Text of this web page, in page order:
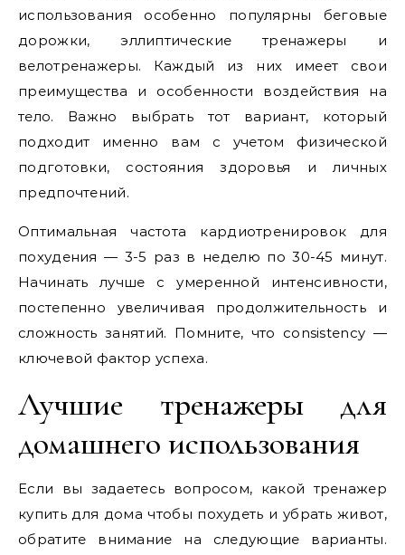
использования особенно популярны беговые
дорожки, эллиптические тренажеры и
велотренажеры. Каждый из них имеет свои
преимущества и особенности воздействия на
тело. Важно выбрать тот вариант, который
подходит именно вам с учетом физической
подготовки, состояния здоровья и личных
предпочтений.
Оптимальная частота кардиотренировок для
похудения — 3-5 раз в неделю по 30-45 минут.
Начинать лучше с умеренной интенсивности,
постепенно увеличивая продолжительность и
сложность занятий. Помните, что consistency —
ключевой фактор успеха.
Лучшие тренажеры для
домашнего использования
Если вы задаетесь вопросом, какой тренажер
купить для дома чтобы похудеть и убрать живот,
обратите внимание на следующие варианты.